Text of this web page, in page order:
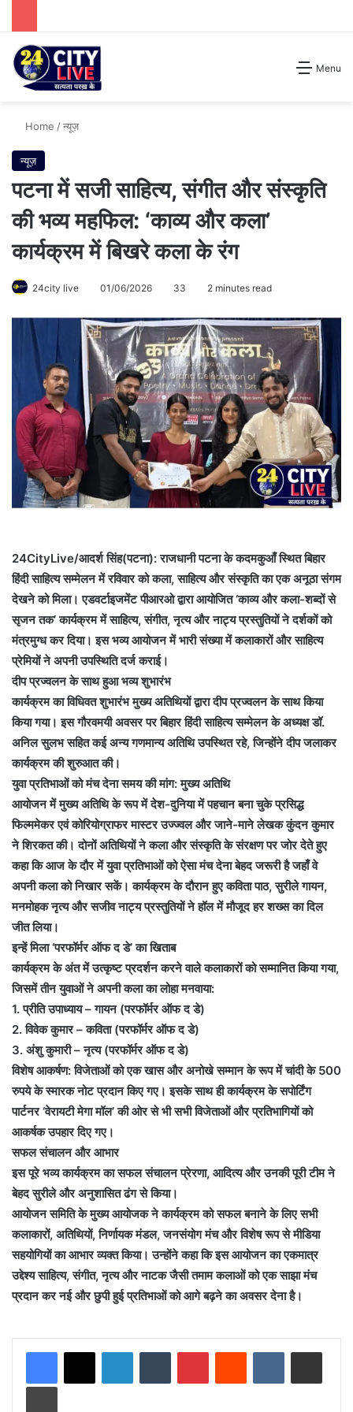
Menu
Search for
Home /न्यूज़
न्यूज़
पटना में सजी साहित्य, संगीत और संस्कृति
की भव्य महफिल: ‘काव्य और कला’
कार्यक्रम में बिखरे कला के रंग
24city live 01/06/2026 33 2 minutes read
24CityLive/आदर्श सिंह(पटना): राजधानी पटना के कदमकुआँ स्थित बिहार
हिंदी साहित्य सम्मेलन में रविवार को कला, साहित्य और संस्कृति का एक अनूठा संगम
देखने को मिला। एडवर्टाइजमेंट पीआरओ द्वारा आयोजित ‘काव्य और कला-शब्दों से
सृजन तक’ कार्यक्रम में साहित्य, संगीत, नृत्य और नाट्य प्रस्तुतियों ने दर्शकों को
मंत्रमुग्ध कर दिया। इस भव्य आयोजन में भारी संख्या में कलाकारों और साहित्य
प्रेमियों ने अपनी उपस्थिति दर्ज कराई।
दीप प्रज्वलन के साथ हुआ भव्य शुभारंभ
कार्यक्रम का विधिवत शुभारंभ मुख्य अतिथियों द्वारा दीप प्रज्वलन के साथ किया
किया गया। इस गौरवमयी अवसर पर बिहार हिंदी साहित्य सम्मेलन के अध्यक्ष डॉ.
अनिल सुलभ सहित कई अन्य गणमान्य अतिथि उपस्थित रहे, जिन्होंने दीप जलाकर
कार्यक्रम की शुरुआत की।
युवा प्रतिभाओं को मंच देना समय की मांग: मुख्य अतिथि
आयोजन में मुख्य अतिथि के रूप में देश-दुनिया में पहचान बना चुके प्रसिद्ध
फिल्ममेकर एवं कोरियोग्राफर मास्टर उज्ज्वल और जाने-माने लेखक कुंदन कुमार
ने शिरकत की। दोनों अतिथियों ने कला और संस्कृति के संरक्षण पर जोर देते हुए
कहा कि आज के दौर में युवा प्रतिभाओं को ऐसा मंच देना बेहद जरूरी है जहाँ वे
अपनी कला को निखार सकें। कार्यक्रम के दौरान हुए कविता पाठ, सुरीले गायन,
मनमोहक नृत्य और सजीव नाट्य प्रस्तुतियों ने हॉल में मौजूद हर शख्स का दिल
जीत लिया।
इन्हें मिला ‘परफॉर्मर ऑफ द डे’ का खिताब
कार्यक्रम के अंत में उत्कृष्ट प्रदर्शन करने वाले कलाकारों को सम्मानित किया गया,
जिसमें तीन युवाओं ने अपनी कला का लोहा मनवाया:
1. प्रीति उपाध्याय – गायन (परफॉर्मर ऑफ द डे)
2. विवेक कुमार – कविता (परफॉर्मर ऑफ द डे)
3. अंशु कुमारी – नृत्य (परफॉर्मर ऑफ द डे)
विशेष आकर्षण: विजेताओं को एक खास और अनोखे सम्मान के रूप में चांदी के 500
रुपये के स्मारक नोट प्रदान किए गए। इसके साथ ही कार्यक्रम के सपोर्टिंग
पार्टनर ‘वेरायटी मेगा मॉल’ की ओर से भी सभी विजेताओं और प्रतिभागियों को
आकर्षक उपहार दिए गए।
सफल संचालन और आभार
इस पूरे भव्य कार्यक्रम का सफल संचालन प्रेरणा, आदित्य और उनकी पूरी टीम ने
बेहद सुरीले और अनुशासित ढंग से किया।
आयोजन समिति के मुख्य आयोजक ने कार्यक्रम को सफल बनाने के लिए सभी
कलाकारों, अतिथियों, निर्णायक मंडल, जनसंयोग मंच और विशेष रूप से मीडिया
सहयोगियों का आभार व्यक्त किया। उन्होंने कहा कि इस आयोजन का एकमात्र
उद्देश्य साहित्य, संगीत, नृत्य और नाटक जैसी तमाम कलाओं को एक साझा मंच
प्रदान कर नई और छुपी हुई प्रतिभाओं को आगे बढ़ने का अवसर देना है।
LinkedInTumblr PinterestReddit VKontakteShare via Email
Print